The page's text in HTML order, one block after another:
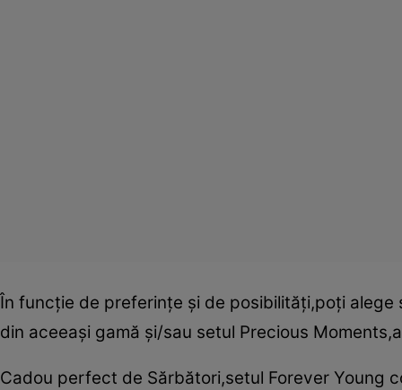
În funcţie de preferinţe şi de posibilităţi,poţi
din aceeaşi gamă şi/sau setul Precious
Cadou perfect de Sărbători,setul Forever Young